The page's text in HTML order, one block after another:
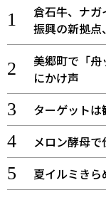
倉石牛、ナ
振興の新拠点
美郷町で「
にかけ声
ターゲットは
メロン酵母
夏イルミき